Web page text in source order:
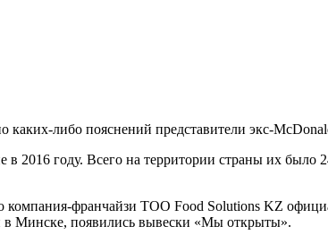
либо пояснений представители экс-
2016 году. Всего на территории страны их
компания-франчайзи ТОО Food Solutions KZ
в Минске, появились вывески «Мы открыты».